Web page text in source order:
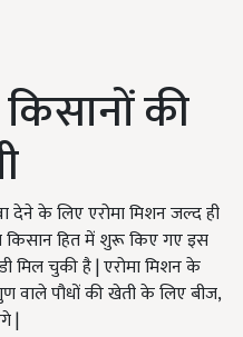
की
देने के लिए एरोमा मिशन जल्द ही
किसान हित में शुरू किए गए इस
मिल चुकी है | एरोमा मिशन के
पौधों की खेती के लिए बीज,
|